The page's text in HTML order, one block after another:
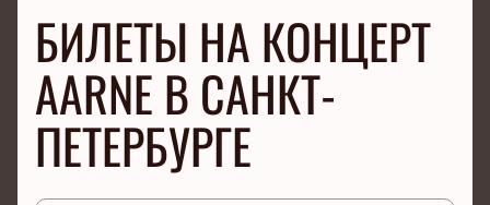
БИЛЕТЫ НА КОНЦЕРТ
AARNE В САНКТ-
ПЕТЕРБУРГЕ